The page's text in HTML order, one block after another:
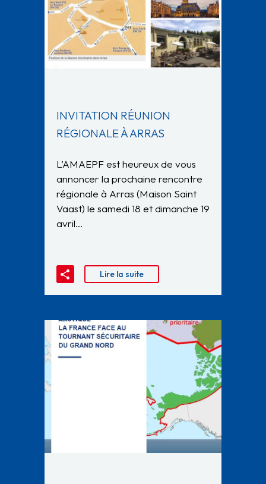
INVITATION RÉUNION
RÉGIONALE À ARRAS
L’AMAEPF est heureux de vous
annoncer la prochaine rencontre
régionale à Arras (Maison Saint
Vaast) le samedi 18 et dimanche 19
avril…
Lire la suite